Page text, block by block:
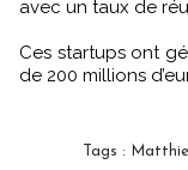
avec un taux de
Ces startups ont
de 200 millions
Tags :